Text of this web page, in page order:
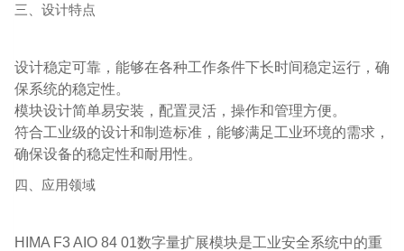
三、设计特点
设计稳定可靠，能够在各种工作条件下长时间稳定运行，确
保系统的稳定性。
模块设计简单易安装，配置灵活，操作和管理方便。
符合工业级的设计和制造标准，能够满足工业环境的需求，
确保设备的稳定性和耐用性。
四、应用领域
HIMA F3 AIO 84 01数字量扩展模块是工业安全系统中的重